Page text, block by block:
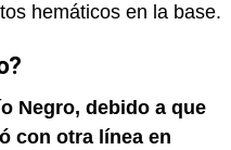
hemáticos en la base.
Negro, debido a que
con otra línea en